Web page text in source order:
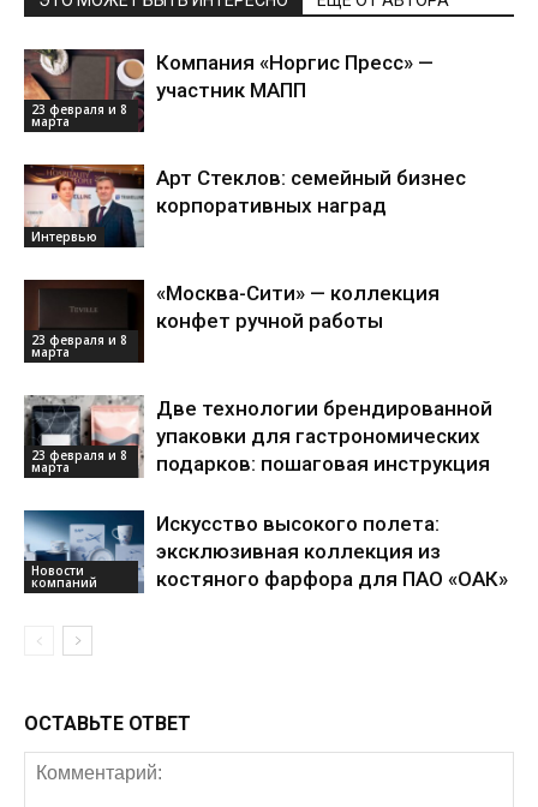
23 февраля и 8
марта
Компания «Норгис Пресс» —
участник МАПП
Интервью
Арт Стеклов: семейный бизнес
корпоративных наград
23 февраля и 8
марта
«Москва-Сити» — коллекция
конфет ручной работы
23 февраля и 8
марта
Две технологии брендированной
упаковки для гастрономических
подарков: пошаговая инструкция
Новости
компаний
Искусство высокого полета:
эксклюзивная коллекция из
костяного фарфора для ПАО «ОАК»
ОСТАВЬТЕ ОТВЕТ